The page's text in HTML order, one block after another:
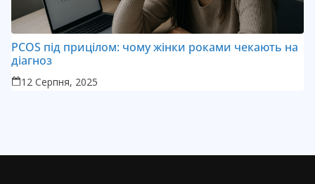
PCOS під прицілом: чому жінки роками чекають на
діагноз
12 Серпня, 2025